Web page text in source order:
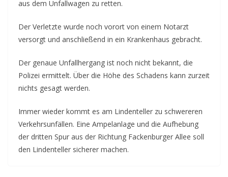
aus dem Unfallwagen zu retten.
Der Verletzte wurde noch vorort von einem Notarzt
versorgt und anschließend in ein Krankenhaus gebracht.
Der genaue Unfallhergang ist noch nicht bekannt, die
Polizei ermittelt. Über die Höhe des Schadens kann zurzeit
nichts gesagt werden.
Immer wieder kommt es am Lindenteller zu schwereren
Verkehrsunfällen. Eine Ampelanlage und die Aufhebung
der dritten Spur aus der Richtung Fackenburger Allee soll
den Lindenteller sicherer machen.